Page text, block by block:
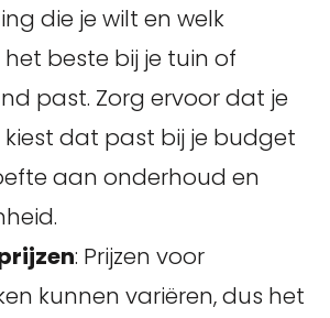
die je wilt en welk
beste bij je tuin of
past. Zorg ervoor dat je
dat past bij je budget
aan onderhoud en
: Prijzen voor
kunnen variëren, dus het